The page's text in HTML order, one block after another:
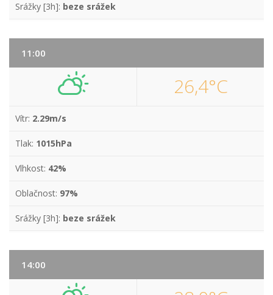
Srážky [3h]: beze srážek
11:00
26,4°C
Vítr: 2.29m/s
Tlak: 1015hPa
Vlhkost: 42%
Oblačnost: 97%
Srážky [3h]: beze srážek
14:00